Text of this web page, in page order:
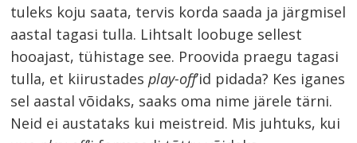
tuleks koju saata, tervis korda saada ja järgmisel
aastal tagasi tulla. Lihtsalt loobuge sellest
hooajast, tühistage see. Proovida praegu tagasi
tulla, et kiirustadesplay-off’id pidada? Kes iganes
sel aastal võidaks, saaks oma nime järele tärni.
Neid ei austataks kui meistreid. Mis juhtuks, kui